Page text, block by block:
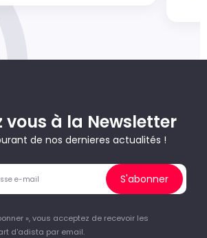
vous à la Newsletter
de nos dernieres actualités !
S'abonner
», vous acceptez de recevoir les
d'adista par email.